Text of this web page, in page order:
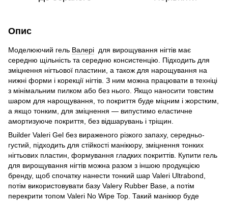
Опис
Моделюючий гель Валері для вирощування нігтів має
середню щільність та середню консистенцію. Підходить для
зміцнення нігтьової пластини, а також для нарощування на
нижні форми і корекції нігтів. З ним можна працювати в техніці
з мінімальним пилком або без нього. Якщо наносити товстим
шаром для нарощування, то покриття буде міцним і жорстким,
а якщо тонким, для зміцнення — випустимо еластичне
амортизуюче покриття, без відшарувань і тріщин.
Builder Valeri Gel без вираженого різкого запаху, середньо-
густий, підходить для стійкості манікюру, зміцнення тонких
нігтьових пластин, формування гладких покриттів. Купити гель
для вирощування нігтів можна разом з іншою продукцією
бренду, щоб спочатку нанести тонкий шар Valeri Ultrabond,
потім використовувати базу Valery Rubber Base, а потім
перекрити топом Valeri No Wipe Top. Такий манікюр буде